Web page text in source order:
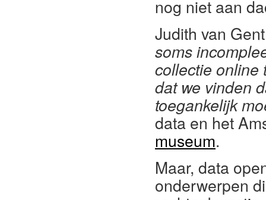
nog niet aan
Judith van
soms
collectie online
dat we vinden
toegankelijk
data en het
museum.
Maar, data
onderwerpen